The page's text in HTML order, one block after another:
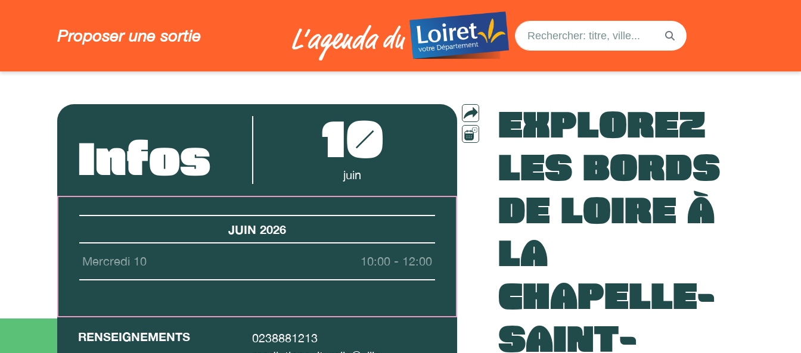
Proposer une sortie
EXPLOREZ
LES BORDS
DE LOIRE À
LA
CHAPELLE-
SAINT-
Infos 10
juin
JUIN 2026
Mercredi 10 10:00 - 12:00
RENSEIGNEMENTS
0238881213